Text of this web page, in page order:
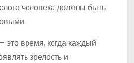
человека должны быть
это время, когда каждый
зрелость и